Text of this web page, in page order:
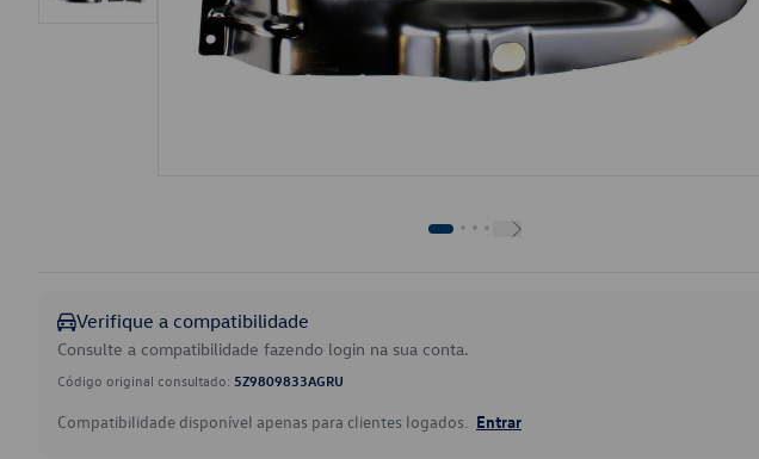
Verifique a compatibilidade
Consulte a compatibilidade fazendo login na sua conta.
Código original consultado: 5Z9809833AGRU
Compatibilidade disponível apenas para clientes logados. Entrar